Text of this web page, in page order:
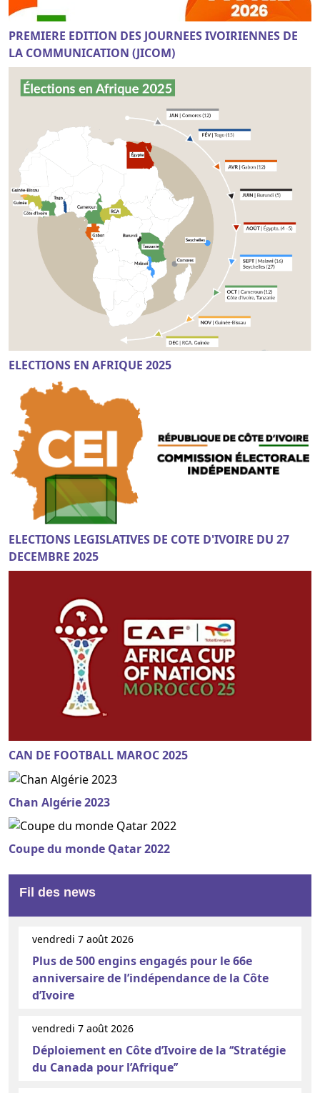
PREMIERE EDITION DES JOURNEES IVOIRIENNES DE
LA COMMUNICATION (JICOM)
ELECTIONS EN AFRIQUE 2025
ELECTIONS LEGISLATIVES DE COTE D'IVOIRE DU 27
DECEMBRE 2025
CAN DE FOOTBALL MAROC 2025
Chan Algérie 2023
Coupe du monde Qatar 2022
Fil des news
vendredi 7 août 2026
Plus de 500 engins engagés pour le 66e
anniversaire de l’indépendance de la Côte
d’Ivoire
vendredi 7 août 2026
Déploiement en Côte d’Ivoire de la ‘‘Stratégie
du Canada pour l’Afrique’’